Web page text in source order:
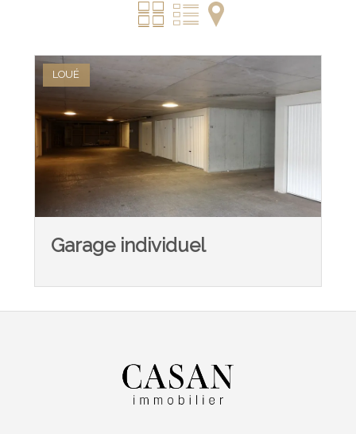
LOUÉ
Garage individuel